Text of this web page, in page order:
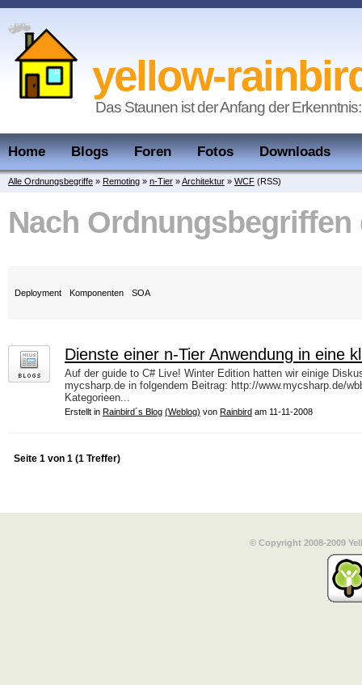
yellow-
Das Staunen ist der Anfang der
Home Blogs Foren Fotos Downloads
Alle Ordnungsbegriffe » Remoting » n-Tier »Architektur » WCF (RSS)
Nach
Deployment Komponenten SOA
Dienste einer n-Tier Anwendung in eine
Auf der guide to C# Live! Winter Edition hatten wir einige
mycsharp.de in folgendem Beitrag: http://www.mycsharp.de/
Kategorieen...
Erstellt in Rainbird´s Blog (Weblog) von Rainbird am 11-11-2008
Seite 1 von 1 (1 Treffer)
© Copyright 2008-2009